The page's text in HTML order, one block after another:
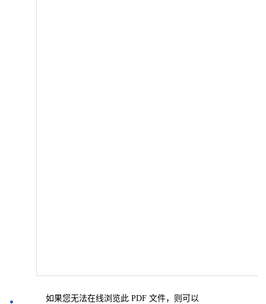
如果您无法在线浏览此 PDF 文件，则可以